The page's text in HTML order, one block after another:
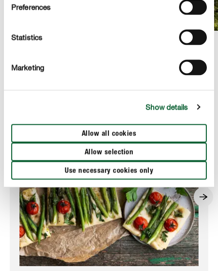
Preferences
Statistics
Marketing
Show details
Allow all cookies
Allow selection
Use necessary cookies only
Další skvělé recepty pro vás